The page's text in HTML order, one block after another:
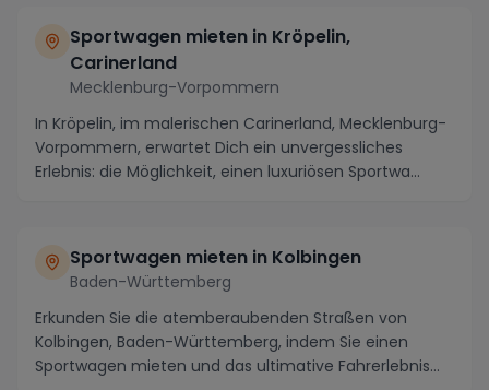
Sportwagen mieten in Kröpelin,
Carinerland
Mecklenburg-Vorpommern
In Kröpelin, im malerischen Carinerland, Mecklenburg-
Vorpommern, erwartet Dich ein unvergessliches
Erlebnis: die Möglichkeit, einen luxuriösen Sportwa...
Sportwagen mieten in Kolbingen
Baden-Württemberg
Erkunden Sie die atemberaubenden Straßen von
Kolbingen, Baden-Württemberg, indem Sie einen
Sportwagen mieten und das ultimative Fahrerlebnis